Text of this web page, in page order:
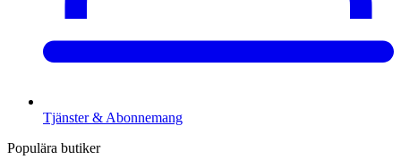
Tjänster & Abonnemang
Populära butiker